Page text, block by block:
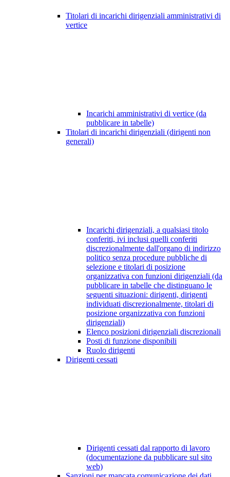
Titolari di incarichi dirigenziali amministrativi di
vertice
Incarichi amministrativi di vertice (da
pubblicare in tabelle)
Titolari di incarichi dirigenziali (dirigenti non
generali)
Incarichi dirigenziali, a qualsiasi titolo
conferiti, ivi inclusi quelli conferiti
discrezionalmente dall'organo di indirizzo
politico senza procedure pubbliche di
selezione e titolari di posizione
organizzativa con funzioni dirigenziali (da
pubblicare in tabelle che distinguano le
seguenti situazioni: dirigenti, dirigenti
individuati discrezionalmente, titolari di
posizione organizzativa con funzioni
dirigenziali)
Elenco posizioni dirigenziali discrezionali
Posti di funzione disponibili
Ruolo dirigenti
Dirigenti cessati
Dirigenti cessati dal rapporto di lavoro
(documentazione da pubblicare sul sito
web)